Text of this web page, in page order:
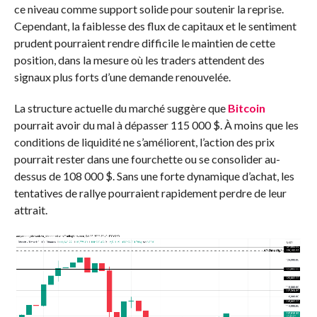
ce niveau comme support solide pour soutenir la reprise.
Cependant, la faiblesse des flux de capitaux et le sentiment
prudent pourraient rendre difficile le maintien de cette
position, dans la mesure où les traders attendent des
signaux plus forts d’une demande renouvelée.
La structure actuelle du marché suggère que Bitcoin
pourrait avoir du mal à dépasser 115 000 $. À moins que les
conditions de liquidité ne s’améliorent, l’action des prix
pourrait rester dans une fourchette ou se consolider au-
dessus de 108 000 $. Sans une forte dynamique d’achat, les
tentatives de rallye pourraient rapidement perdre de leur
attrait.